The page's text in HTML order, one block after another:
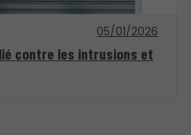
05/01/2026
contre les intrusions et